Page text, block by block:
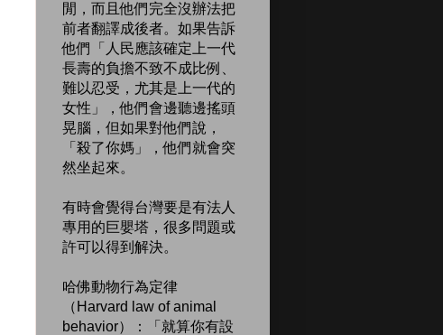
閒，而且他們完全沒辦法把
前者翻譯成後者。如果告訴
他們「人民應該確定上一代
長壽的負擔不致不成比例、
難以忍受，尤其是上一代的
女性」，他們會邊聽邊搖頭
晃腦，但如果對他們說，
「殺了你媽」，他們就會突
然坐起來。
有時會覺得台灣要是有法人
專用的巨嬰塔，很多問題或
許可以得到解決。
哈佛動物行為定律
（Harvard law of animal
behavior）：「就算你有設